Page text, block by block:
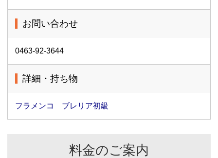
お問い合わせ
0463-92-3644
詳細・持ち物
フラメンコ ブレリア初級
料金のご案内